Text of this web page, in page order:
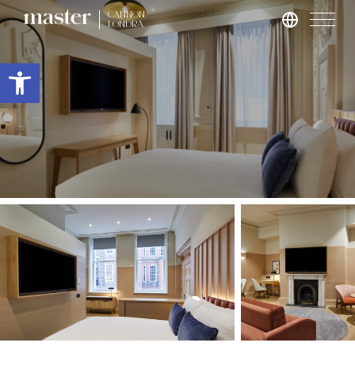
Apri la barra degli strumenti
CANNON
LONDRA
Roma
master Trevi
Londra
master St. Paul’s
master Cannon
master Farringdon
Barcellona
master La Rambla
Amburgo